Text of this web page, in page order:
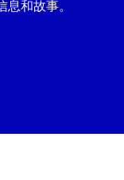
和故事。